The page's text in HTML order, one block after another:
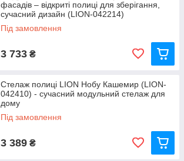
фасадів – відкриті полиці для зберігання,
сучасний дизайн (LION-042214)
Під замовлення
3 733 ₴
Стелаж полиці LION Нобу Кашемир (LION-
042410) - сучасний модульний стелаж для
дому
Під замовлення
3 389 ₴